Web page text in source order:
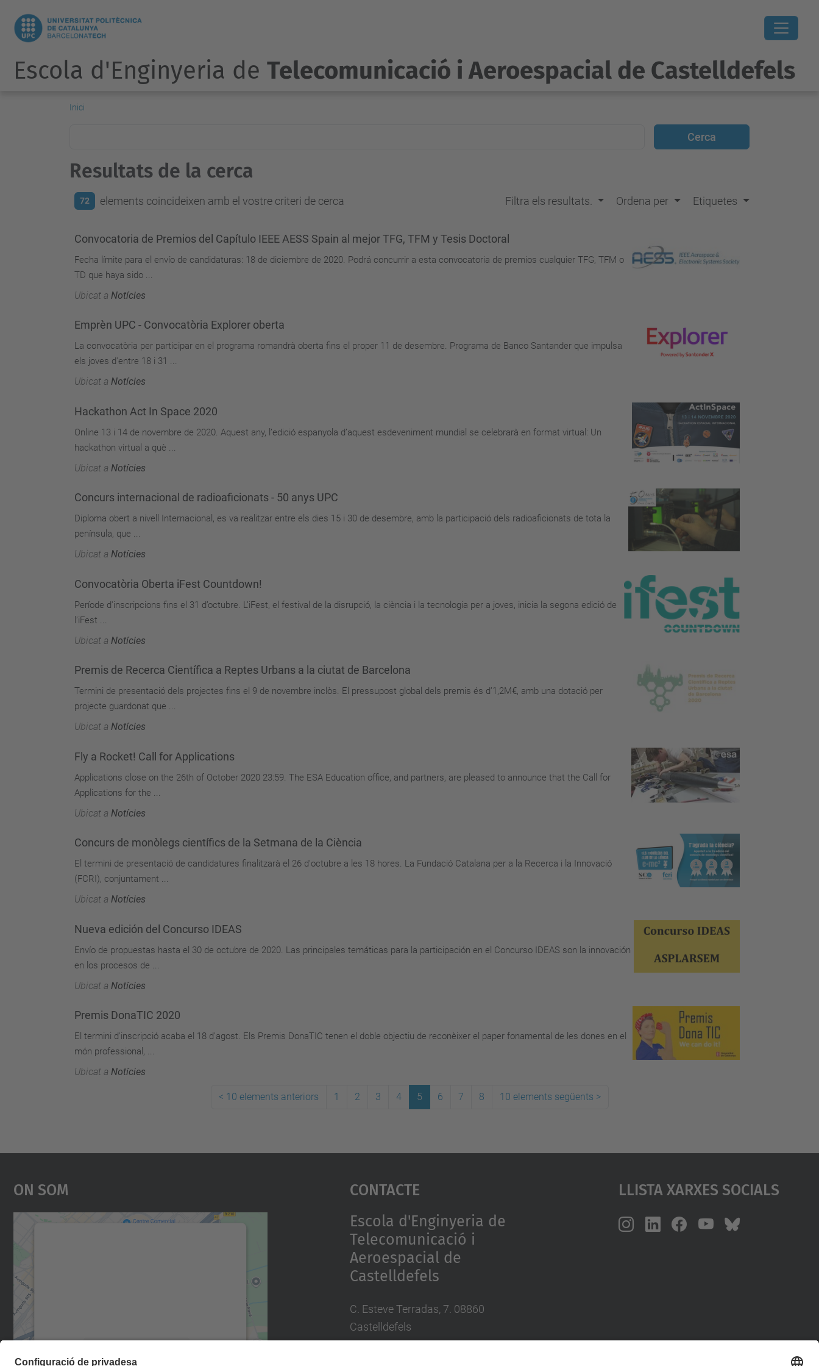
Escola d'Enginyeria de Telecomunicació i Aeroespacial de Castelldefels
Inici
Resultats de la cerca
72 elements coincideixen amb el vostre criteri de cerca Filtra els resultats. Ordena per Etiquetes
Convocatoria de Premios del Capítulo IEEE AESS Spain al mejor TFG, TFM y Tesis Doctoral
Fecha límite para el envío de candidaturas: 18 de diciembre de 2020. Podrá concurrir a esta convocatoria de premios cualquier TFG, TFM o
TD que haya sido ...
Ubicat a Notícies
Emprèn UPC - Convocatòria Explorer oberta
La convocatòria per participar en el programa romandrà oberta fins el proper 11 de desembre. Programa de Banco Santander que impulsa
els joves d'entre 18 i 31 ...
Ubicat a Notícies
Hackathon Act In Space 2020
Online 13 i 14 de novembre de 2020. Aquest any, l’edició espanyola d’aquest esdeveniment mundial se celebrarà en format virtual: Un
hackathon virtual a què ...
Ubicat a Notícies
Concurs internacional de radioaficionats - 50 anys UPC
Diploma obert a nivell Internacional, es va realitzar entre els dies 15 i 30 de desembre, amb la participació dels radioaficionats de tota la
península, que ...
Ubicat a Notícies
Convocatòria Oberta iFest Countdown!
Període d'inscripcions fins el 31 d’octubre. L’iFest, el festival de la disrupció, la ciència i la tecnologia per a joves, inicia la segona edició de
l’iFest ...
Ubicat a Notícies
Premis de Recerca Científica a Reptes Urbans a la ciutat de Barcelona
Termini de presentació dels projectes fins el 9 de novembre inclòs. El pressupost global dels premis és d’1,2M€, amb una dotació per
projecte guardonat que ...
Ubicat a Notícies
Fly a Rocket! Call for Applications
Applications close on the 26th of October 2020 23:59. The ESA Education office, and partners, are pleased to announce that the Call for
Applications for the ...
Ubicat a Notícies
Concurs de monòlegs científics de la Setmana de la Ciència
El termini de presentació de candidatures finalitzarà el 26 d'octubre a les 18 hores. La Fundació Catalana per a la Recerca i la Innovació
(FCRI), conjuntament ...
Ubicat a Notícies
Nueva edición del Concurso IDEAS
Envío de propuestas hasta el 30 de octubre de 2020. Las principales temáticas para la participación en el Concurso IDEAS son la innovación
en los procesos de ...
Ubicat a Notícies
Premis DonaTIC 2020
El termini d'inscripció acaba el 18 d'agost. Els Premis DonaTIC tenen el doble objectiu de reconèixer el paper fonamental de les dones en el
món professional, ...
Ubicat a Notícies
< 10 elements anteriors 1 2 3 4 5 6 7 8 10 elements següents >
On Som Contacte
Escola d'Enginyeria de
Telecomunicació i
Aeroespacial de
Castelldefels
C. Esteve Terradas, 7. 08860
Castelldefels
Llista Xarxes Socials